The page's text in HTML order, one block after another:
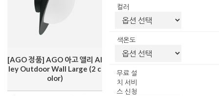
[AGO 정품] AGO 아고 앨리 Al
ley Outdoor Wall Large (2 c
olor)
컬러
색온도
무료 설
치 서비
스 신청